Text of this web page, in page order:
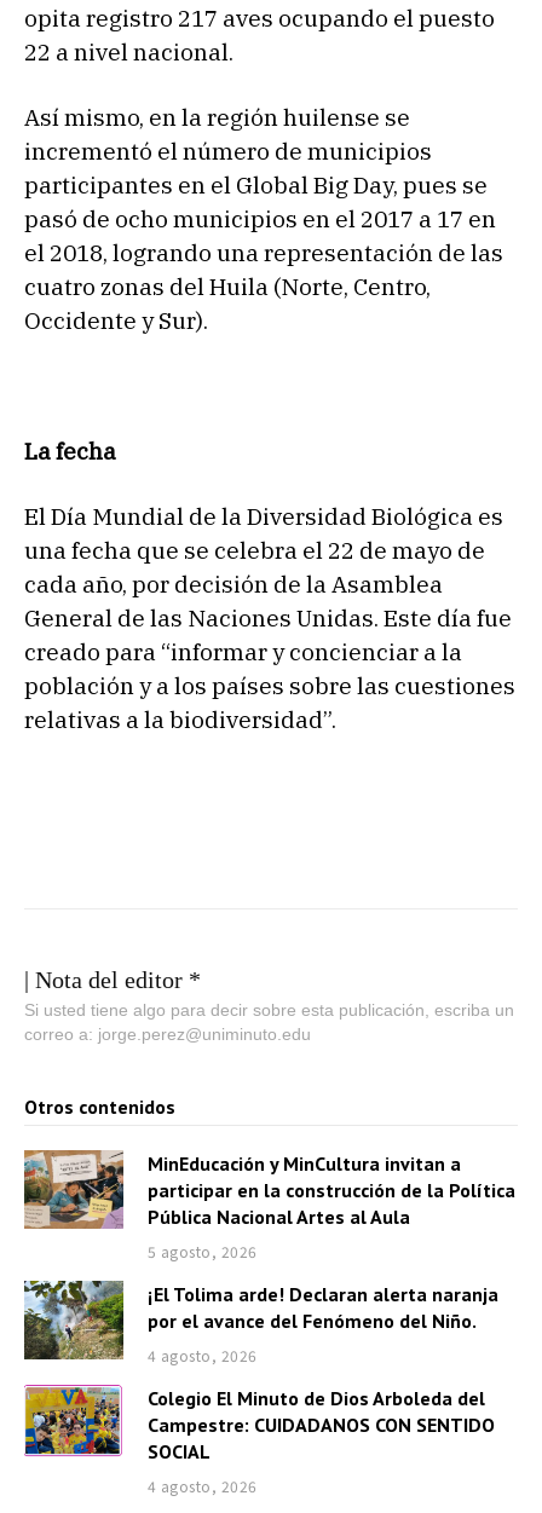
opita registro 217 aves ocupando el puesto
22 a nivel nacional.
Así mismo, en la región huilense se
incrementó el número de municipios
participantes en el Global Big Day, pues se
pasó de ocho municipios en el 2017 a 17 en
el 2018, logrando una representación de las
cuatro zonas del Huila (Norte, Centro,
Occidente y Sur).
La fecha
El Día Mundial de la Diversidad Biológica es
una fecha que se celebra el 22 de mayo de
cada año, por decisión de la Asamblea
General de las Naciones Unidas. Este día fue
creado para “informar y concienciar a la
población y a los países sobre las cuestiones
relativas a la biodiversidad”.
| Nota del editor *
Si usted tiene algo para decir sobre esta publicación, escriba un
correo a: jorge.perez@uniminuto.edu
Otros contenidos
MinEducación y MinCultura invitan a
participar en la construcción de la Política
Pública Nacional Artes al Aula
5 agosto, 2026
¡El Tolima arde! Declaran alerta naranja
por el avance del Fenómeno del Niño.
4 agosto, 2026
Colegio El Minuto de Dios Arboleda del
Campestre: CUIDADANOS CON SENTIDO
SOCIAL
4 agosto, 2026